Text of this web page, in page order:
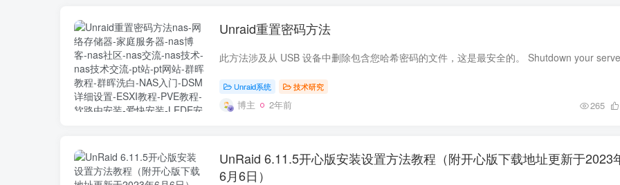
Unraid重置密码方法
Unraid系统 技术研究
博主 2年前 265
UnRaid 6.11.5开心版安装设置方法教程（附开心版下载地址更新于2023
6月6日）